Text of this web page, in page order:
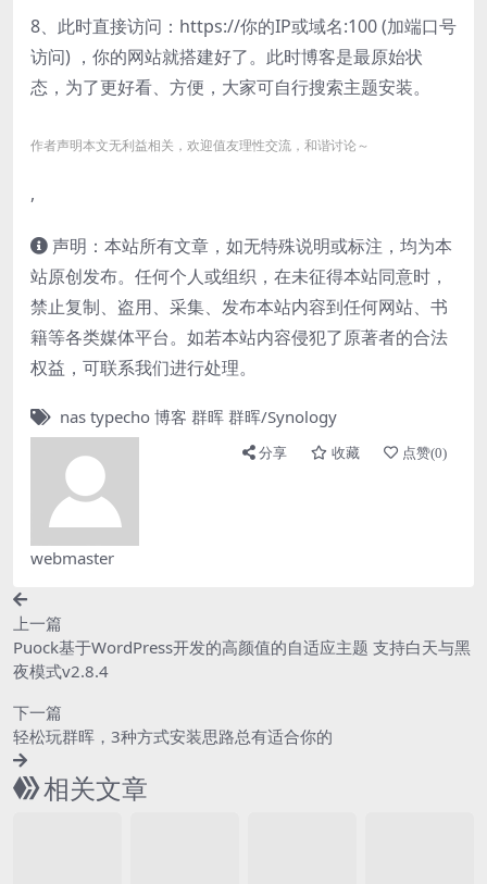
8、此时直接访问：https://你的IP或域名:100 (加端口号
访问) ，你的网站就搭建好了。此时博客是最原始状
态，为了更好看、方便，大家可自行搜索主题安装。
作者声明本文无利益相关，欢迎值友理性交流，和谐讨论～
,
声明：本站所有文章，如无特殊说明或标注，均为本
站原创发布。任何个人或组织，在未征得本站同意时，
禁止复制、盗用、采集、发布本站内容到任何网站、书
籍等各类媒体平台。如若本站内容侵犯了原著者的合法
权益，可联系我们进行处理。
nas typecho 博客 群晖 群晖/Synology
webmaster
分享 收藏 点赞(0)
上一篇
Puock基于WordPress开发的高颜值的自适应主题 支持白天与黑
夜模式v2.8.4
下一篇
轻松玩群晖，3种方式安装思路总有适合你的
相关文章